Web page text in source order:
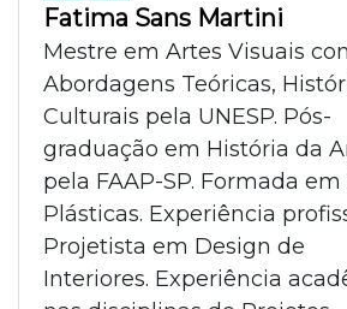
Fatima Sans Martini
Mestre em Artes Visuais
Abordagens Teóricas,
Culturais pela UNESP. Pós-
graduação em História da
pela FAAP-SP. Formada em
Plásticas. Experiência
Projetista em Design de
Interiores. Experiência